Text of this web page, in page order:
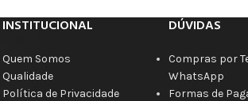
INSTITUCIONAL
Quem Somos
Qualidade
Política de Privacidade
DÚVIDAS
Compras por
WhatsApp
Formas de